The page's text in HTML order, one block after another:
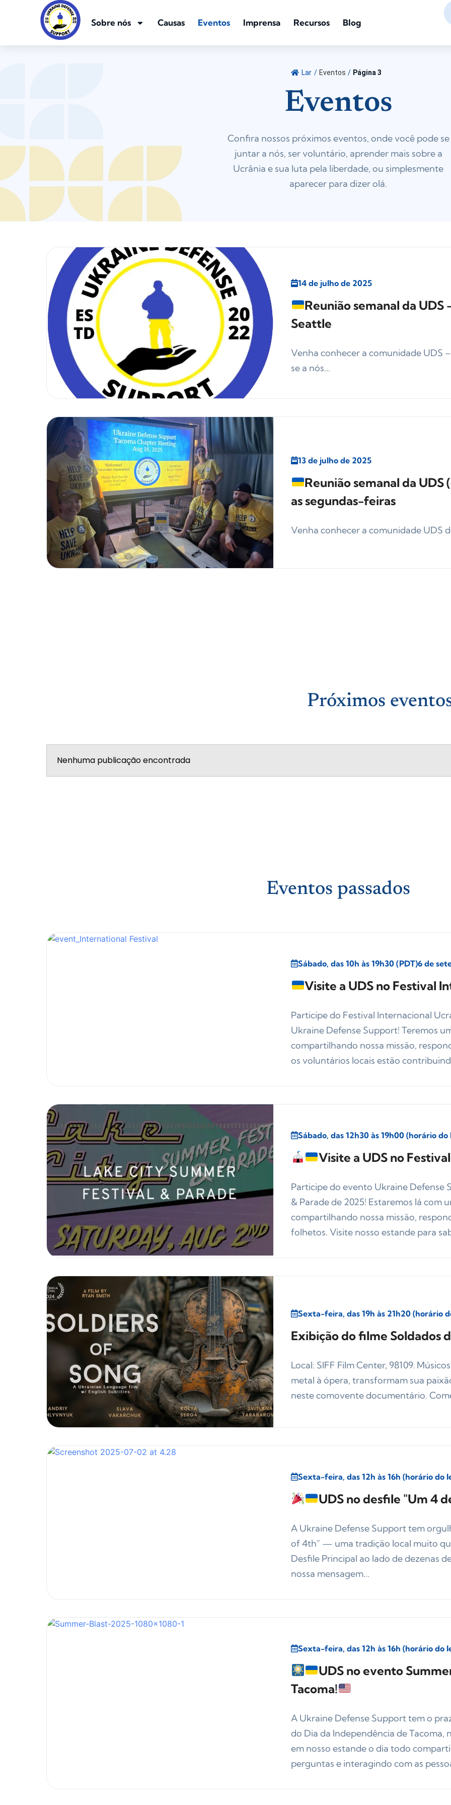
Sobre nós Causas Eventos Imprensa Recursos Blog
Lar / Eventos / Página 3
Eventos
Confira nossos próximos eventos, onde você pode se
juntar a nós, ser voluntário, aprender mais sobre a
Ucrânia e sua luta pela liberdade, ou simplesmente
aparecer para dizer olá.
Reunião semanal da
Seattle
14 de julho de 2025
Venha conhecer a comunidade UDS
se a nós...
Reunião semanal da UDS
as segundas-feiras
13 de julho de 2025
Venha conhecer a comunidade UDS
Próximos
Nenhuma publicação encontrada
Eventos passados
Visite a UDS no Festival
Sábado, das 10h às 19h30 (PDT)6 de
Participe do Festival Internacional
Ukraine Defense Support! Teremos
compartilhando nossa missão,
os voluntários locais estão
Visite a UDS no
Sábado, das 12h30 às 19h00 (horário do
Participe do evento Ukraine Defense
& Parade de 2025! Estaremos lá com
compartilhando nossa missão,
folhetos. Visite nosso estande para
Exibição do filme Soldados
Sexta-feira, das 19h às 21h20 (horário
Local: SIFF Film Center, 98109.
metal à ópera, transformam sua
neste comovente documentário.
UDS no desfile "Um 4
Sexta-feira, das 12h às 16h (horário do
A Ukraine Defense Support tem
of 4th" — uma tradição local muito
Desfile Principal ao lado de dezenas
nossa mensagem...
UDS no evento
Tacoma!
Sexta-feira, das 12h às 16h (horário do
A Ukraine Defense Support tem o
do Dia da Independência de
em nosso estande o dia todo
perguntas e interagindo com as